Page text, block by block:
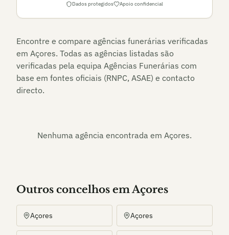
Dados protegidos Apoio confidencial
Encontre e compare agências funerárias verificadas
em Açores. Todas as agências listadas são
verificadas pela equipa Agências Funerárias com
base em fontes oficiais (RNPC, ASAE) e contacto
directo.
Nenhuma agência encontrada em Açores.
Outros concelhos em Açores
Açores Açores